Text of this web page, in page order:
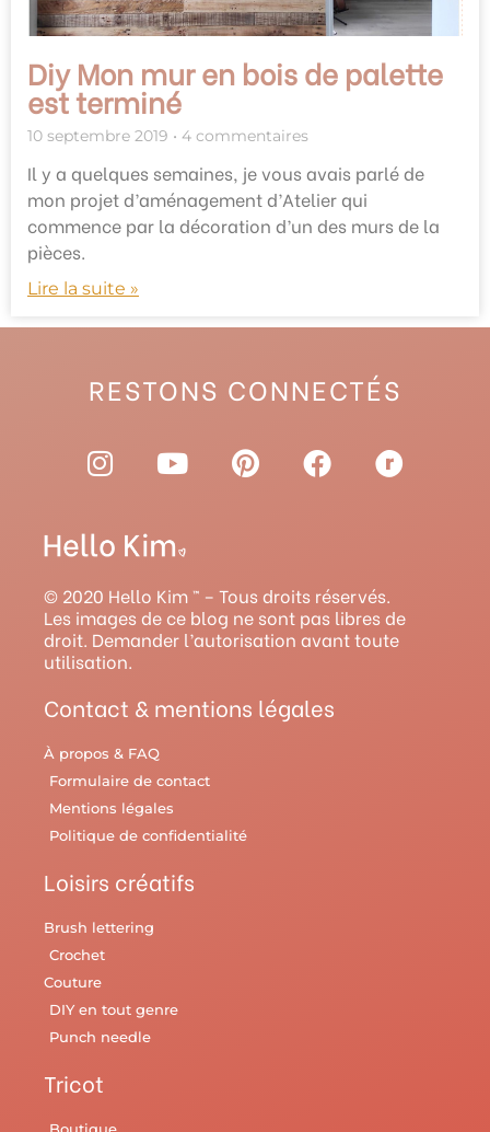
Diy Mon mur en bois de palette
est terminé
10 septembre 2019 4 commentaires
Il y a quelques semaines, je vous avais parlé de
mon projet d’aménagement d’Atelier qui
commence par la décoration d’un des murs de la
pièces.
Lire la suite »
RESTONS CONNECTÉS
I
n
t
a
g
r
a
m
Y
o
t
u
b
e
P
i
r
e
s
F
a
o
o
k
R
a
y
© 2020 Hello Kim ™ – Tous droits réservés.
Les images de ce blog ne sont pas libres de
droit. Demander l’autorisation avant toute
utilisation.
Contact & mentions légales
À propos & FAQ
Formulaire de contact
Mentions légales
Politique de confidentialité
Loisirs créatifs
Brush lettering
Crochet
Couture
DIY en tout genre
Punch needle
Tricot
Boutique